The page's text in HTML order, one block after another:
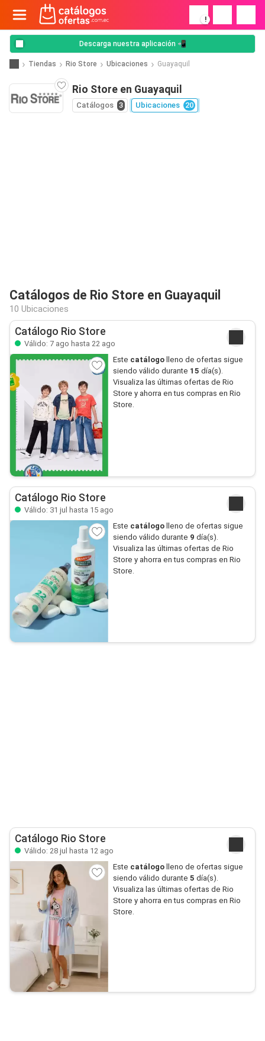
!
Descarga nuestra aplicación 📲
Tiendas Rio Store Ubicaciones Guayaquil
Rio Store en Guayaquil
Catálogos 3 Ubicaciones 20
Catálogos de Rio Store en Guayaquil
10 Ubicaciones
Catálogo Rio Store
Válido: 7 ago hasta 22 ago
Este catálogo lleno de ofertas sigue
siendo válido durante 15 día(s).
Visualiza las últimas ofertas de Rio
Store y ahorra en tus compras en Rio
Store.
Catálogo Rio Store
Válido: 31 jul hasta 15 ago
Este catálogo lleno de ofertas sigue
siendo válido durante 9 día(s).
Visualiza las últimas ofertas de Rio
Store y ahorra en tus compras en Rio
Store.
Catálogo Rio Store
Válido: 28 jul hasta 12 ago
Este catálogo lleno de ofertas sigue
siendo válido durante 5 día(s).
Visualiza las últimas ofertas de Rio
Store y ahorra en tus compras en Rio
Store.